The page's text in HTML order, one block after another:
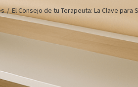
/ El Consejo de tu Terapeuta: La Clave